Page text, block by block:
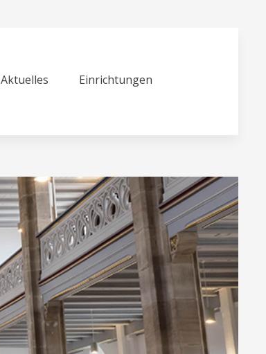
Aktuelles Einrichtungen